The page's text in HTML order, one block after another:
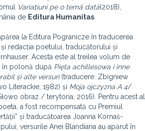
Variațiuni pe o temă dată(2018),
de Editura Humanitas
la Editura Pogranicze în traducerea
redacția poetului, traducătorului și
Acesta este al treilea volum de
în polonă după Pięta achillesowa i inne
și alte versuri(traducere: Zbigniew
Literackie, 1982) și Moja ojczyzna A 4/
obraz / terytoria, 2016). Pentru acest al
a fost recompensată cu Premiul
și traducătoarea Joanna Kornaś-
versurile Anei Blandiana au apărut în